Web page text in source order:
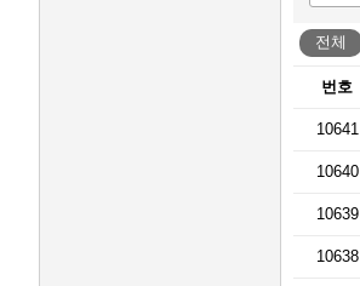
전체
번호
10641
10640
10639
10638